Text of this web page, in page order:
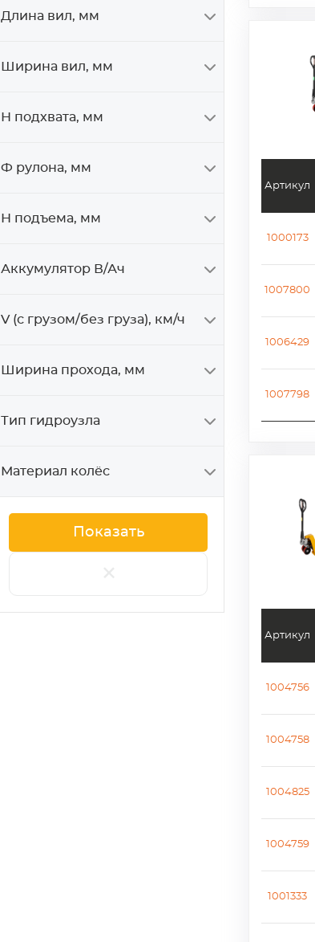
Длина вил, мм
Ширина вил, мм
Н подхвата, мм
Ф рулона, мм
Н подъема, мм
Аккумулятор В/Ач
V (с грузом/без груза), км/ч
Ширина прохода, мм
Тип гидроузла
Материал колёс
Артикул
1000173
1007800
1006429
1007798
Артикул
1004756
1004758
1004825
1004759
1001333